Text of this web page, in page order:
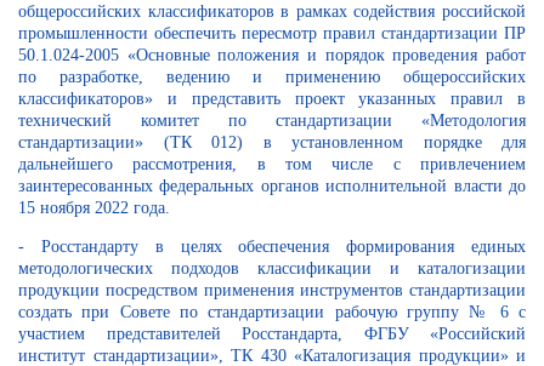
общероссийских классификаторов в рамках содействия российской
промышленности обеспечить пересмотр правил стандартизации ПР
50.1.024-2005 «Основные положения и порядок проведения работ
по разработке, ведению и применению общероссийских
классификаторов» и представить проект указанных правил в
технический комитет по стандартизации «Методология
стандартизации» (ТК 012) в установленном порядке для
дальнейшего рассмотрения, в том числе с привлечением
заинтересованных федеральных органов исполнительной власти до
15 ноября 2022 года.
- Росстандарту в целях обеспечения формирования единых
методологических подходов классификации и каталогизации
продукции посредством применения инструментов стандартизации
создать при Совете по стандартизации рабочую группу № 6 с
участием представителей Росстандарта, ФГБУ «Российский
институт стандартизации», ТК 430 «Каталогизация продукции» и